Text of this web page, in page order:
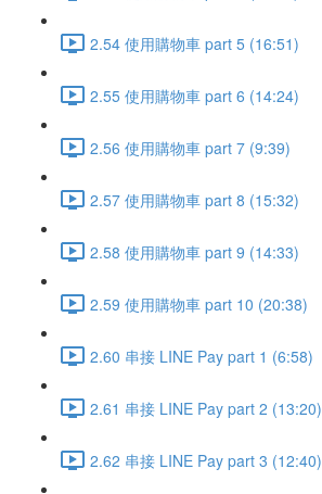
2.54 使用購物車 part 5 (16:51)
2.55 使用購物車 part 6 (14:24)
2.56 使用購物車 part 7 (9:39)
2.57 使用購物車 part 8 (15:32)
2.58 使用購物車 part 9 (14:33)
2.59 使用購物車 part 10 (20:38)
2.60 串接 LINE Pay part 1 (6:58)
2.61 串接 LINE Pay part 2 (13:20)
2.62 串接 LINE Pay part 3 (12:40)